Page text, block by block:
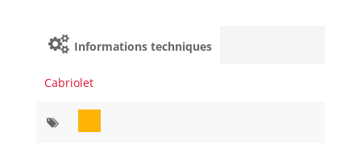
Informations techniques
Cabriolet